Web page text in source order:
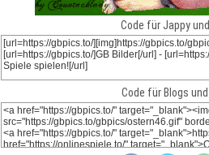
Code für Jappy und
Code für Blogs und